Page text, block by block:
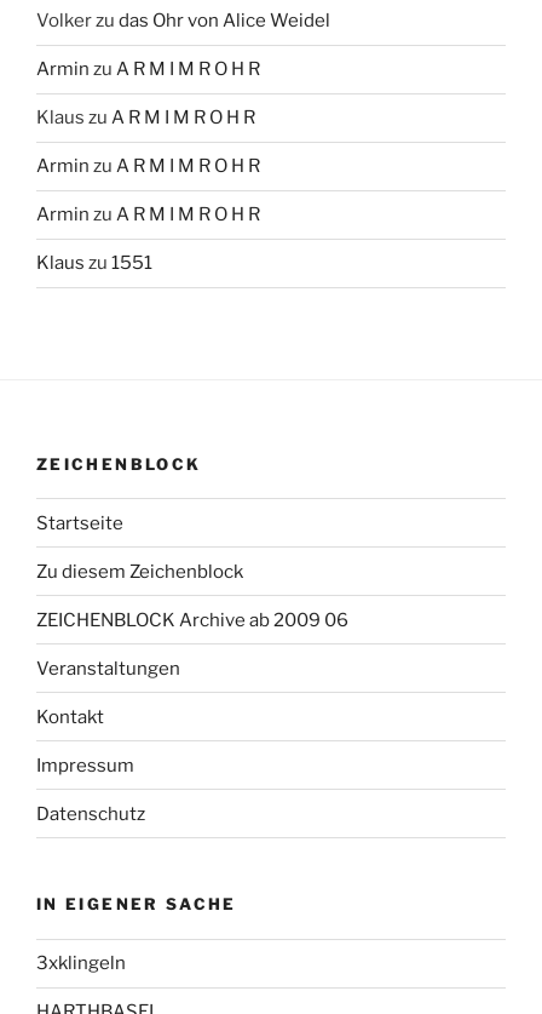
Volkerzu das Ohr von Alice Weidel
Armin zu A R M I M R O H R
Klaus zu A R M I M R O H R
Armin zu A R M I M R O H R
Armin zu A R M I M R O H R
Klaus zu 1551
ZEICHENBLOCK
Startseite
Zu diesem Zeichenblock
ZEICHENBLOCK Archive ab 2009 06
Veranstaltungen
Kontakt
Impressum
Datenschutz
IN EIGENER SACHE
3xklingeln